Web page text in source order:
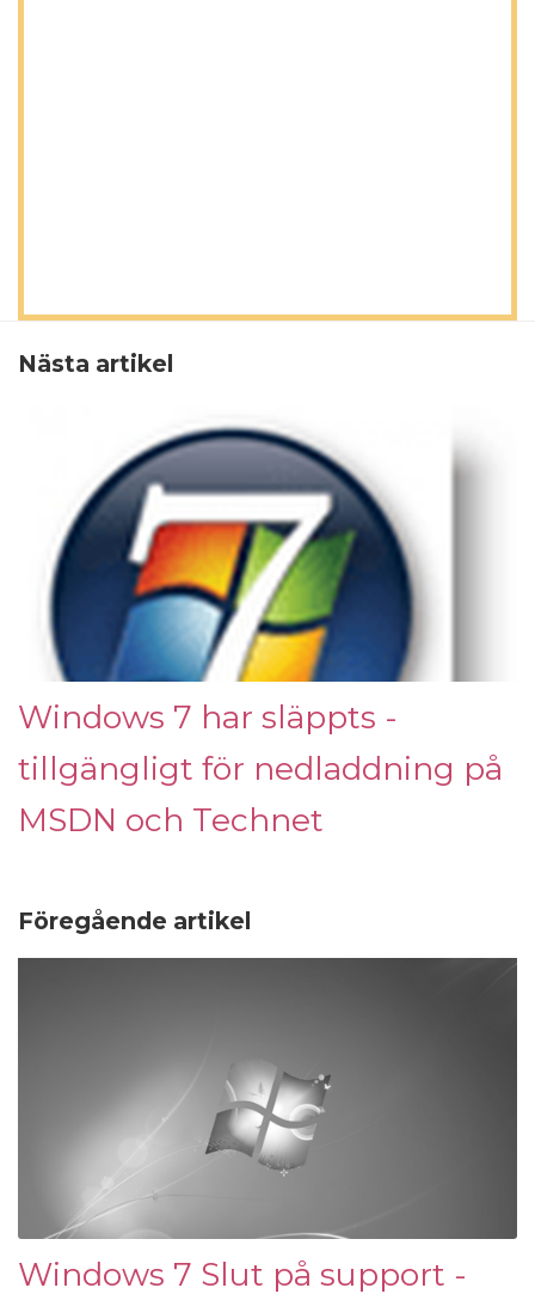
Nästa artikel
Windows 7 har släppts -
tillgängligt för nedladdning på
MSDN och Technet
Föregående artikel
Windows 7 Slut på support -